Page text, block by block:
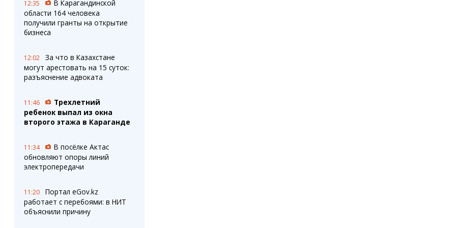
12:35
В Карагандинской
области 164 человека
получили гранты на открытие
бизнеса
12:02
За что в Казахстане
могут арестовать на 15 суток:
разъяснение адвоката
11:46
Трехлетний
ребенок выпал из окна
второго этажа в Караганде
11:34
В посёлке Актас
обновляют опоры линий
электропередачи
11:20
Портал eGov.kz
работает с перебоями: в НИТ
объяснили причину